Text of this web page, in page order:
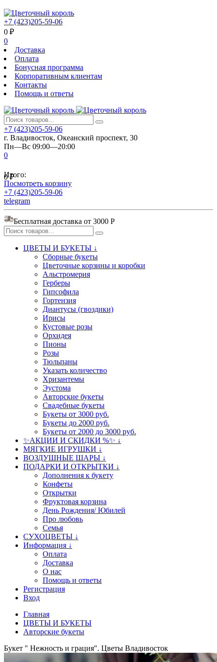
+7 (423)205-59-06
0 ₽
0
Доставка
Оплата
Бонусная программа
Корпоративным клиентам
Контакты
Помощь и ответы
+7 (423)205-59-06
г. Владивосток, Океанский проспект, 30
Пн—Вс 09:00—20:00
0
0₽
Итого:
Посмотреть корзину
+7 (423)205-59-06
telegram
Бесплатная доставка от 3000 Р
ЦВЕТЫ И БУКЕТЫ ↓
Сборные букеты
Цветочные корзины и коробки
Альстромерия
Герберы
Гипсофила
Гортензия​
Диантусы (гвоздики)
Ирисы
Кустовые розы
Орхидея
Пионы
Розы
Тюльпаны
Указать количество
Хризантемы
Эустома
Авторские букеты
Свадебные букеты
Букеты от 3000 руб.
Букеты до 2000 руб.
Букеты от 2000 до 3000 руб.
✨АКЦИИ И СКИДКИ %✨ ↓
МЯГКИЕ ИГРУШКИ ↓
ВОЗДУШНЫЕ ШАРЫ ↓
ПОДАРКИ И ОТКРЫТКИ ↓
Дополнения к букету
Конфеты
Открытки
Фруктовая корзина
День Рождения/ Юбилей
Про любовь
Семья
СУХОЦВЕТЫ ↓
Информация ↓
Оплата
Доставка
О нас
Помощь и ответы
Регистрация
Вход
Главная
ЦВЕТЫ И БУКЕТЫ
Авторские букеты
Букет " Нежность и грация". Цветы Владивосток